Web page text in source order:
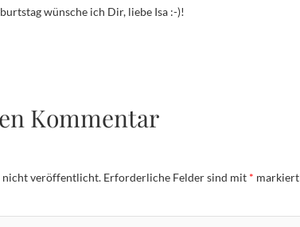
wünsche ich Dir, liebe Isa :-)!
Kommentar
nicht veröffentlicht. Erforderliche Felder sind mit * markiert